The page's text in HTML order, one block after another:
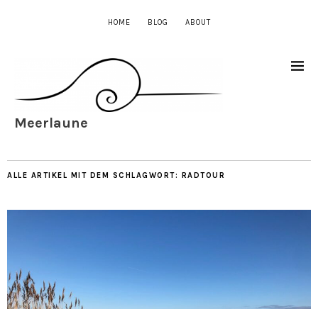
HOME BLOG ABOUT
Meerlaune
ALLE ARTIKEL MIT DEM SCHLAGWORT: RADTOUR